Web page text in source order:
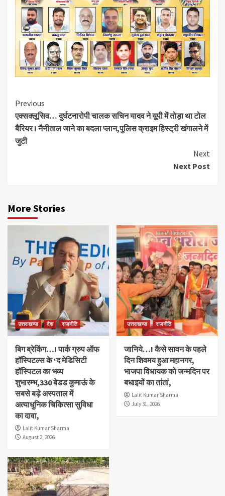
Continue
Reading
Previous
एक्सक्लूसिव… दुर्घटनारोपी चालक सचिन यादव ने यूपी में तोड़ा था टोल
बैरियर ! नैनीताल जाने का बदला प्लान,पुलिस क्राइम हिस्ट्री खंगालने में
जुटी
Next
Next Post
More Stories
उत्तराखण्ड देश राजनीति
बिग ब्रेकिंग…! पार्क ग्रुप ऑफ
हॉस्पिटल्स के ‘द मेडिसिटी
हॉस्पिटल का भव्य
शुभारम्भ,330 बेडड कुमाऊं के
सबसे बड़े अस्पताल में
अत्याधुनिक चिकित्सा सुविधा
का दावा,
Lalit Kumar Sharma
August 2, 2026
उत्तराखण्ड राजनीति
जानिये…! कैसे सावन के पहले
दिन शिवमय हुआ महानगर,
भाजपा विधायक को जन्मदिन पर
बधाइयों का तांतां,
Lalit Kumar Sharma
July 31, 2026